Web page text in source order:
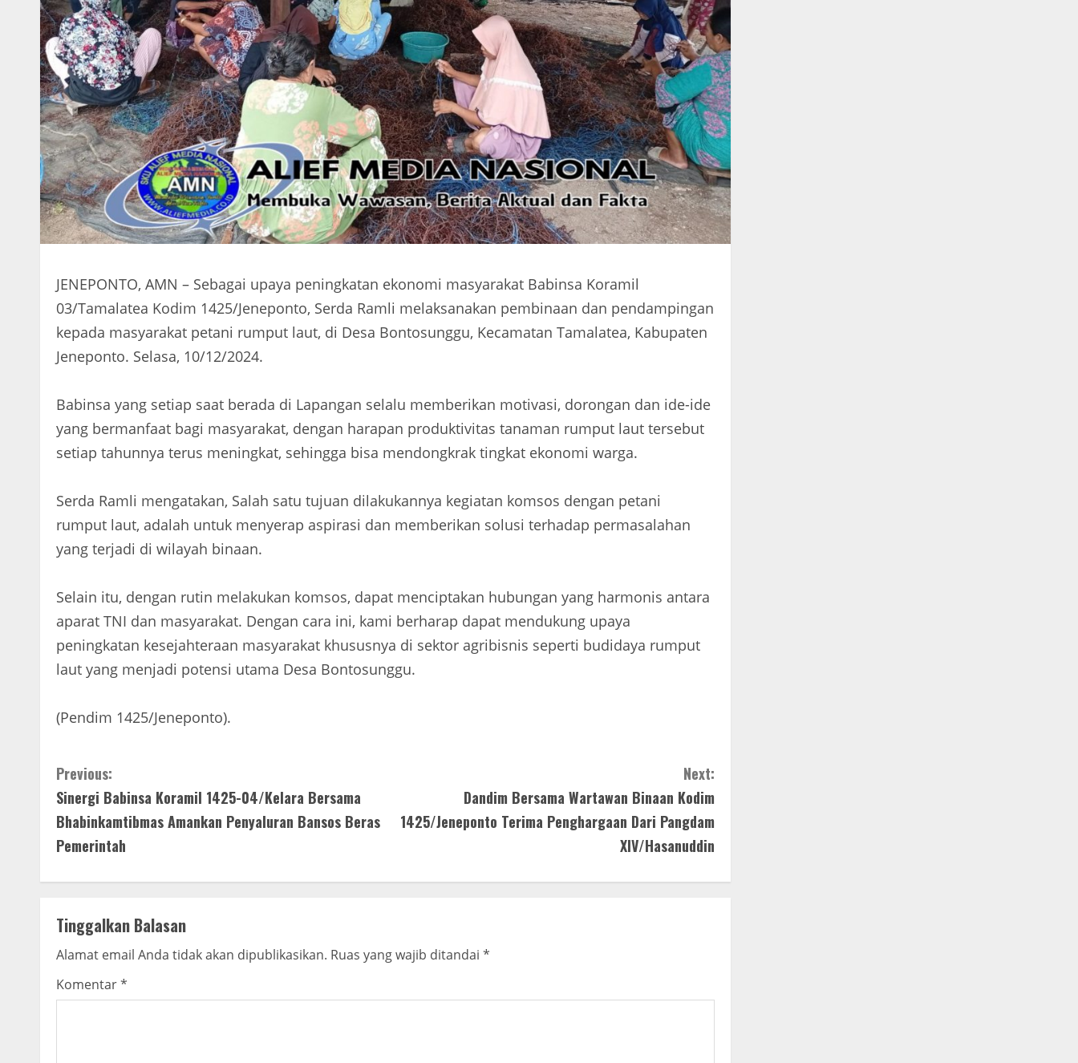
JENEPONTO, AMN – Sebagai upaya peningkatan ekonomi masyarakat Babinsa Koramil
03/Tamalatea Kodim 1425/Jeneponto, Serda Ramli melaksanakan pembinaan dan pendampingan
kepada masyarakat petani rumput laut, di Desa Bontosunggu, Kecamatan Tamalatea, Kabupaten
Jeneponto. Selasa, 10/12/2024.
Babinsa yang setiap saat berada di Lapangan selalu memberikan motivasi, dorongan dan ide-ide
yang bermanfaat bagi masyarakat, dengan harapan produktivitas tanaman rumput laut tersebut
setiap tahunnya terus meningkat, sehingga bisa mendongkrak tingkat ekonomi warga.
Serda Ramli mengatakan, Salah satu tujuan dilakukannya kegiatan komsos dengan petani
rumput laut, adalah untuk menyerap aspirasi dan memberikan solusi terhadap permasalahan
yang terjadi di wilayah binaan.
Selain itu, dengan rutin melakukan komsos, dapat menciptakan hubungan yang harmonis antara
aparat TNI dan masyarakat. Dengan cara ini, kami berharap dapat mendukung upaya
peningkatan kesejahteraan masyarakat khususnya di sektor agribisnis seperti budidaya rumput
laut yang menjadi potensi utama Desa Bontosunggu.
(Pendim 1425/Jeneponto).
C
o
n
t
i
n
u
e
Previous:
Sinergi Babinsa Koramil 1425-04/Kelara Bersama
Bhabinkamtibmas Amankan Penyaluran Bansos Beras
Pemerintah
Next:
Dandim Bersama Wartawan Binaan Kodim
1425/Jeneponto Terima Penghargaan Dari Pangdam
XIV/Hasanuddin
Tinggalkan Balasan
Alamat email Anda tidak akan dipublikasikan. Ruas yang wajib ditandai *
Komentar*